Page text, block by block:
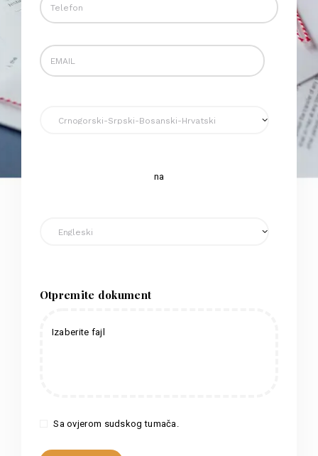
na
Otpremite dokument
Izaberite fajl
Sa ovjerom sudskog tumača.